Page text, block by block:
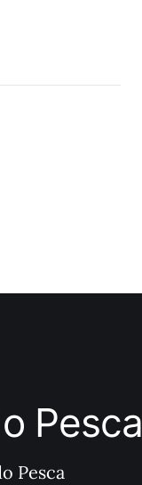
Pesca
Pesca